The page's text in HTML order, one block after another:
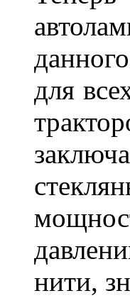
для
нити,